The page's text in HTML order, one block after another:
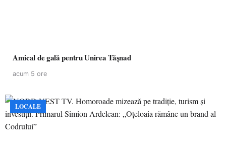
Amical de gală pentru Unirea Tășnad
acum 5 ore
LOCALE